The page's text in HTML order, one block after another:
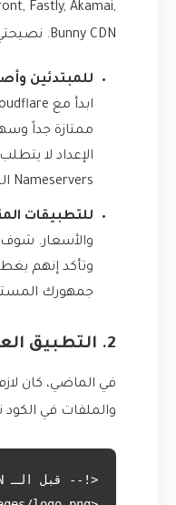
Fastly, Akamai,
Bunny CDN. نصيحتي:
للمبتدئين
ممتازة جداً
الإعداد لا
Nameservers الخاصة بدومينك.
للتطبيقات
وتأكد إنهم
جمهورك
2. التطبيق العملي: ما قبل وما بعد
في الماضي، كان
والملفات في الكود